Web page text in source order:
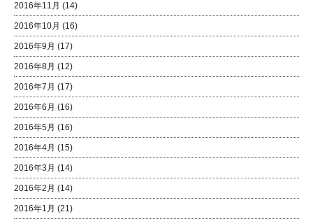
2016年11月 (14)
2016年10月 (16)
2016年9月 (17)
2016年8月 (12)
2016年7月 (17)
2016年6月 (16)
2016年5月 (16)
2016年4月 (15)
2016年3月 (14)
2016年2月 (14)
2016年1月 (21)